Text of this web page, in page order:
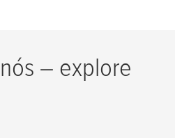
– explore